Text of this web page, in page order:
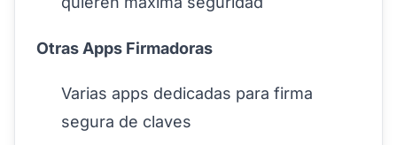
Otras Apps Firmadoras
Varias apps dedicadas para firma
segura de claves